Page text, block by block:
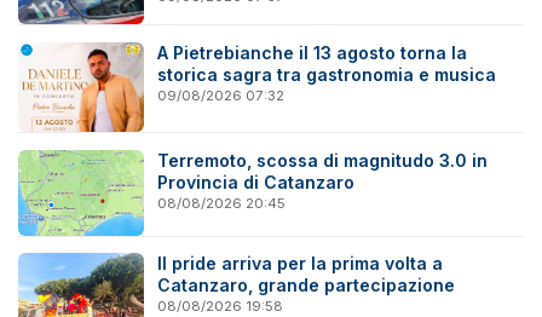
A Pietrebianche il 13 agosto torna la
storica sagra tra gastronomia e musica
09/08/2026 07:32
Terremoto, scossa di magnitudo 3.0 in
Provincia di Catanzaro
08/08/2026 20:45
Il pride arriva per la prima volta a
Catanzaro, grande partecipazione
08/08/2026 19:58